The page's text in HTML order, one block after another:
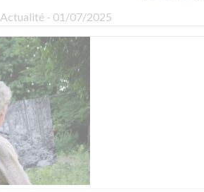
Actualité - 01/07/2025